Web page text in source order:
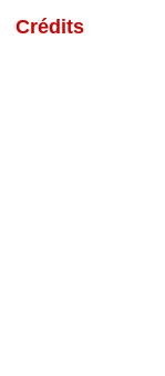
Crédits